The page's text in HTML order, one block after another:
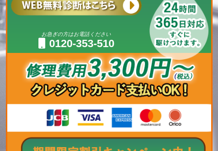
お急ぎの方はお電話ください
0120-353-510